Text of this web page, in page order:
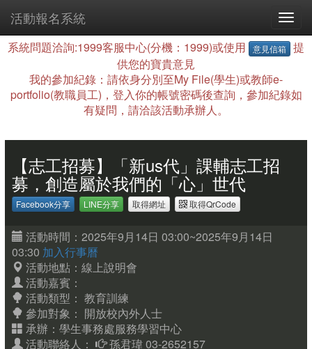
活動報名系統
系統問題洽詢:1999客服中心(分機：1999)或使用 意見信箱
提
供您的寶貴意見
我的參加紀錄：請依身分別至My File(學生)或教師e-
portfolio(教職員工)，登入你的帳號密碼後查詢，參加紀錄如
有疑問，請洽該活動承辦人。
【志工招募】「新us代」課輔志工招
募，創造屬於我們的「心」世代
Facebook分享 LINE分享 取得網址 取得QrCode
活動時間：2025年9月14日 03:00~2025年9月14日
03:30 加入行事曆
活動地點：線上說明會
活動嘉賓：
活動類型： 教育訓練
參加對象： 開放校內外人士
承辦：學生事務處服務學習中心
活動聯絡人：
孫君瑋 03-2652157